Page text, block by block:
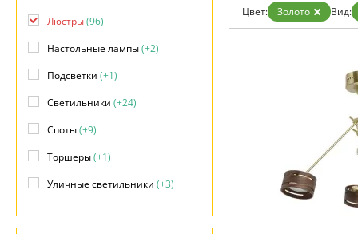
Возврат
Отзывы
Дизайнерам
Бренды
Контакты
Цвет: Золото Вид:
Люстры(96)
Настольные лампы(+2)
Подсветки (+1)
Светильники (+24)
Споты(+9)
Торшеры(+1)
Уличные светильники (+3)